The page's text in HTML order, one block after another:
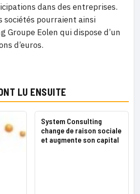
dans des entreprises.
sociétés pourraient ainsi
Groupe Eolen qui dispose d’un
d’euros.
LU ENSUITE
System Consulting
change de raison sociale
et augmente son capital